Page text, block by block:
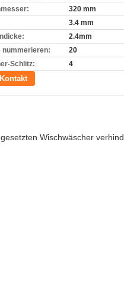
320 mm
3.4 mm
2.4mm
nummerieren:
20
Schlitz:
4
Kontakt
Wischwäscher